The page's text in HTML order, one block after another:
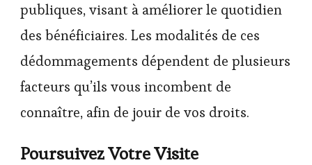
publiques, visant à améliorer le quotidien
des bénéficiaires. Les modalités de ces
dédommagements dépendent de plusieurs
facteurs qu’ils vous incombent de
connaître, afin de jouir de vos droits.
Poursuivez Votre Visite